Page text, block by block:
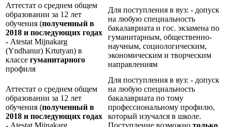
Аттестат о среднем общем
образовании за 12 лет
обучения (полученный в
2018 и последующих годах
- Atestat Mijnakarg
(Yndhanur) Krtutyan) в
классе гуманитарного
профиля
Для поступления в вуз: - допуск
на любую специальность
бакалавриата и гос. экзамена по
гуманитарным, общественно-
научным, социологическим,
экономическим и творческим
направлениям
Аттестат о среднем общем
образовании за 12 лет
обучения (полученный в
2018 и последующих годах
- Atestat Mijnakarg
Для поступления в вуз: - допуск
на любую специальность
бакалавриата по тому
профессиональному профилю,
который изучался в школе.
Поступление возможно только